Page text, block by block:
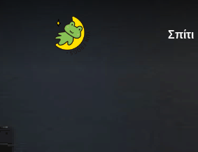
Σπίτι